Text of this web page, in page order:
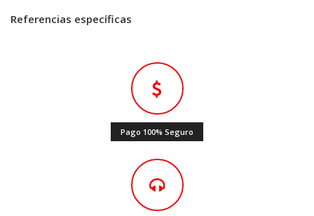
Referencias específicas
Pago 100% Seguro